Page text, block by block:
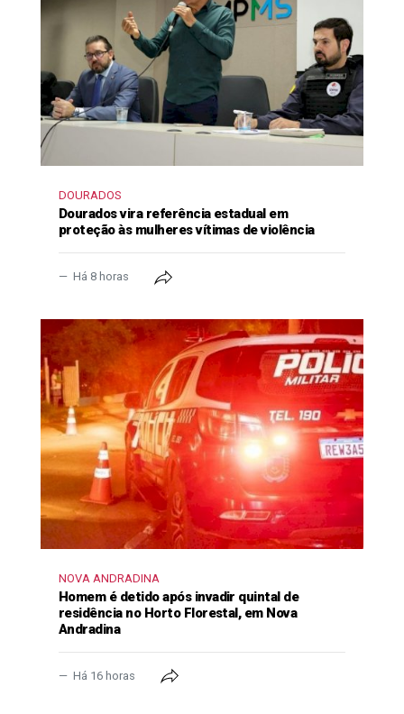
DOURADOS
Dourados vira referência estadual em
proteção às mulheres vítimas de violência
Há 8 horas
NOVA ANDRADINA
Homem é detido após invadir quintal de
residência no Horto Florestal, em Nova
Andradina
Há 16 horas